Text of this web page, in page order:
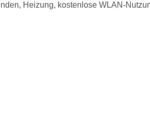
Heizung, kostenlose WLAN-